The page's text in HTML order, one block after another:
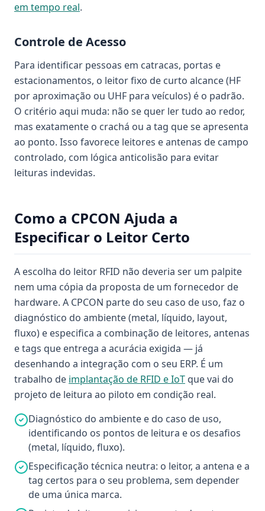
em tempo real.
Controle de Acesso
Para identificar pessoas em catracas, portas e
estacionamentos, o leitor fixo de curto alcance (HF
por aproximação ou UHF para veículos) é o padrão.
O critério aqui muda: não se quer ler tudo ao redor,
mas exatamente o crachá ou a tag que se apresenta
ao ponto. Isso favorece leitores e antenas de campo
controlado, com lógica anticolisão para evitar
leituras indevidas.
Como a CPCON Ajuda a
Especificar o Leitor Certo
A escolha do leitor RFID não deveria ser um palpite
nem uma cópia da proposta de um fornecedor de
hardware. A CPCON parte do seu caso de uso, faz o
diagnóstico do ambiente (metal, líquido, layout,
fluxo) e especifica a combinação de leitores, antenas
e tags que entrega a acurácia exigida — já
desenhando a integração com o seu ERP. É um
trabalho de implantação de RFID e IoT que vai do
projeto de leitura ao piloto em condição real.
Diagnóstico do ambiente e do caso de uso,
identificando os pontos de leitura e os desafios
(metal, líquido, fluxo).
Especificação técnica neutra: o leitor, a antena e a
tag certos para o seu problema, sem depender
de uma única marca.